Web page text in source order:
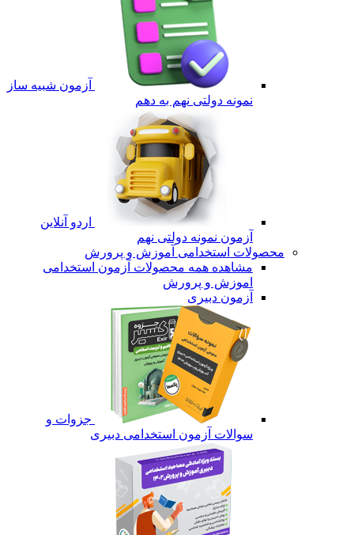
آزمون شبیه ساز
نمونه دولتی نهم به دهم
اردو آنلاین
آزمون نمونه دولتی نهم
محصولات استخدامی آموزش و پرورش
مشاهده همه محصولات آزمون استخدامی
اموزش و پرورش
آزمون دبیری
جزوات و
سوالات آزمون استخدامی دبیری